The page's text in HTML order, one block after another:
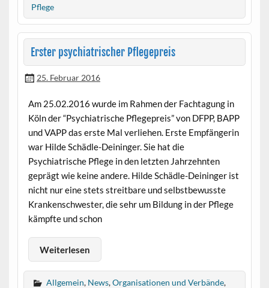
Pflege
Erster psychiatrischer Pflegepreis
25. Februar 2016
Am 25.02.2016 wurde im Rahmen der Fachtagung in
Köln der “Psychiatrische Pflegepreis” von DFPP, BAPP
und VAPP das erste Mal verliehen. Erste Empfängerin
war Hilde Schädle-Deininger. Sie hat die
Psychiatrische Pflege in den letzten Jahrzehnten
geprägt wie keine andere. Hilde Schädle-Deininger ist
nicht nur eine stets streitbare und selbstbewusste
Krankenschwester, die sehr um Bildung in der Pflege
kämpfte und schon
Weiterlesen
Allgemein, News,Organisationen und Verbände,